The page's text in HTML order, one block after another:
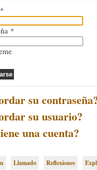
*
*
su
su usuario?
una cuenta?
Llamado Reflexiones